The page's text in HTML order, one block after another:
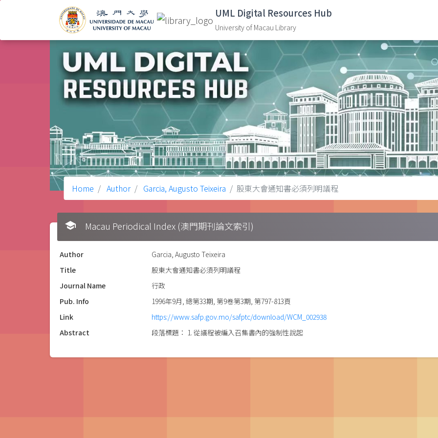
UML Digital Resources Hub
University of Macau Library
Home Author Garcia, Augusto Teixeira 股東大會通知書必須列明議程
school Macau Periodical Index (澳門期刊論文索引)
Author
Garcia, Augusto Teixeira
Title
股東大會通知書必須列明議程
Journal Name
行政
Pub. Info
1996年9月, 總第33期, 第9卷第3期, 第797-813頁
Link
https://www.safp.gov.mo/safptc/download/WCM_002938
Abstract
段落標題： 1. 從議程被編入召集書內的強制性說起